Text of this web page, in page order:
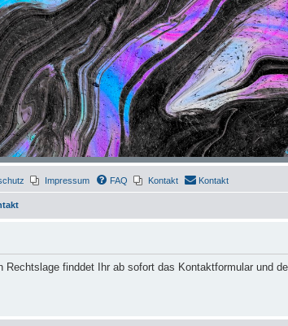
Impressum FAQ Kontakt Kontakt
Rechtslage finddet Ihr ab sofort das Kontaktformular und